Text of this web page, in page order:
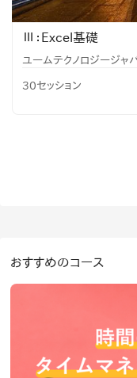
Ⅲ：Excel基礎
ユームテクノロジージャ
30セッション
おすすめのコース